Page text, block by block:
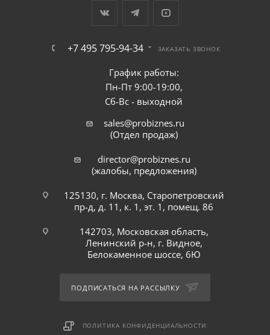
+7 495 795-94-34 ЗАКАЗАТЬ ЗВОНОК
График работы:
Пн-Пт 9:00-19:00,
Сб-Вс - выходной
sales@probiznes.ru
(Отдел продаж)
director@probiznes.ru
(жалобы, предложения)
125130, г. Москва, Старопетровский
пр-д, д. 11, к. 1, эт. 1, помещ. 86
142703, Московская область,
Ленинский р-н, г. Видное,
Белокаменное шоссе, 6Ю
ПОДПИСАТЬСЯ НА РАССЫЛКУ
ПОЛИТИКА КОНФИДЕНЦИАЛЬНОСТИ